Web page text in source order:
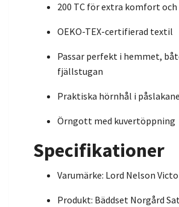
200 TC för extra komfort
OEKO-TEX-certifierad textil
Passar perfekt i hemmet,
fjällstugan
Praktiska hörnhål i
Örngott med kuvertöppning
Specifikationer
Varumärke: Lord Nelson
Produkt: Bäddset Norgård